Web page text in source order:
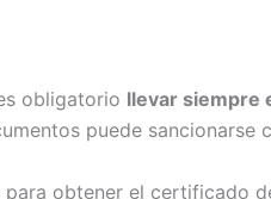
obligatorio llevar siempre
puede sancionarse
para obtener el certificado